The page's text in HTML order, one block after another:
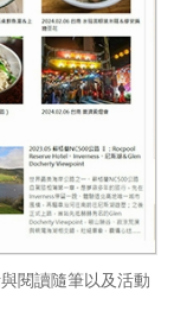
閱讀隨筆以及活動